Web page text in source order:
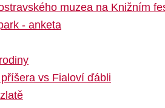
muzea na Knižním
- anketa
vs Fialoví ďábli